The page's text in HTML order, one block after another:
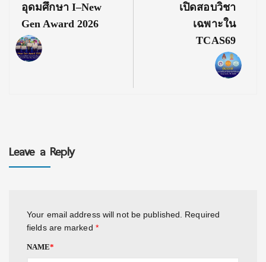
อุดมศึกษา I–New
Gen Award 2026
เปิดสอบวิชา
เฉพาะใน
TCAS69
Leave a Reply
Your email address will not be published.
Required
fields are marked *
NAME*